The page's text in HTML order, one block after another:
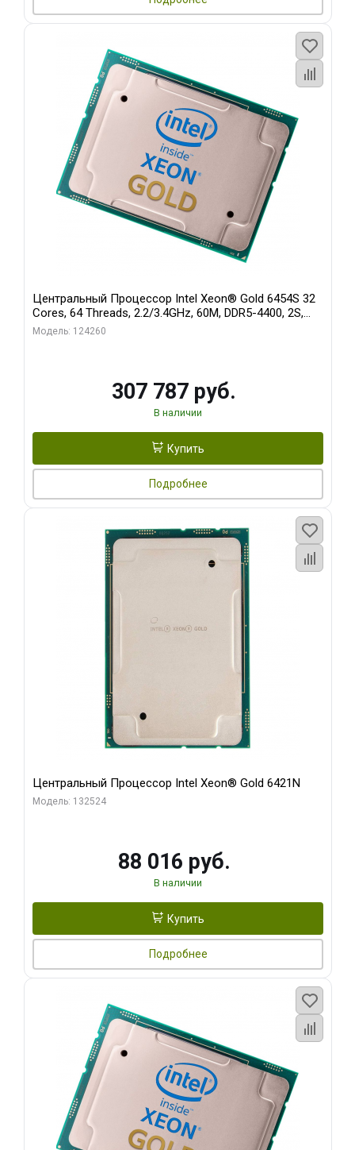
Центральный Процессор Intel Xeon® Gold 6454S 32
Cores, 64 Threads, 2.2/3.4GHz, 60M, DDR5-4400, 2S,
270W OEM
Модель: 124260
307 787 руб.
В наличии
Купить
Подробнее
Центральный Процессор Intel Xeon® Gold 6421N
Модель: 132524
88 016 руб.
В наличии
Купить
Подробнее